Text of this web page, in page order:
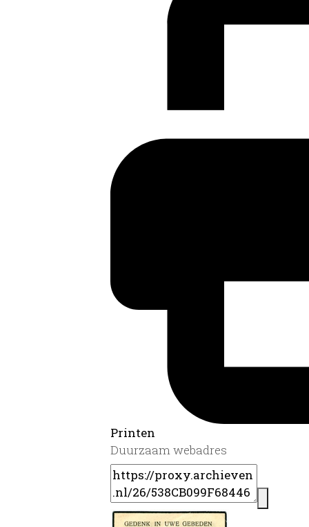
Printen
Duurzaam webadres